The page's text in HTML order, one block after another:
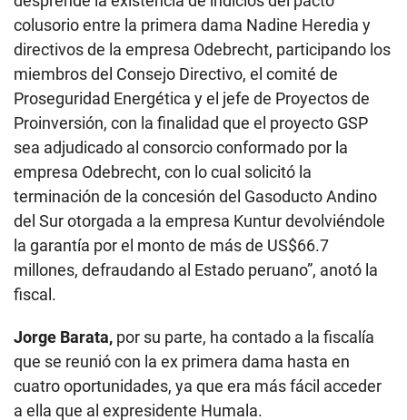
Proseguridad Energética y el jefe de Proyectos de
Proinversión, con la finalidad que el proyecto GSP
sea adjudicado al consorcio conformado por la
empresa Odebrecht, con lo cual solicitó la
terminación de la concesión del Gasoducto Andino
del Sur otorgada a la empresa Kuntur devolviéndole
la garantía por el monto de más de US$66.7
millones, defraudando al Estado peruano”, anotó la
fiscal.
Jorge Barata,por su parte, ha contado a la fiscalía
que se reunió con la ex primera dama hasta en
cuatro oportunidades, ya que era más fácil acceder
Además, que Heredia entendía mejor los temas
sobre la licitación y que las reuniones eran para
“actualizar” sobre las inversiones de Odebrecht en el